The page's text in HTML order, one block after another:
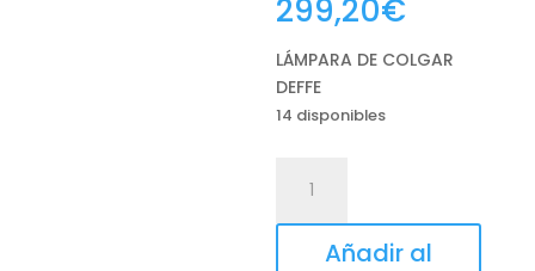
299,20€
LÁMPARA DE COLGAR
DEFFE
14 disponibles
COLGAR
Añadir al